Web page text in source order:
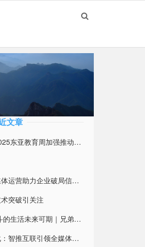
文章
推动英国与东亚高等教育合作伙伴关系
营助力企业破局信息迷雾
突破引关注
期｜兄弟合伙摆摊 开启创业之路
联引领全媒体整合营销新纪元